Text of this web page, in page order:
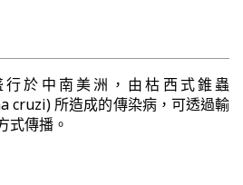
於中南美洲，由枯西式錐蟲
cruzi) 所造成的傳染病，可透過輸
式傳播。